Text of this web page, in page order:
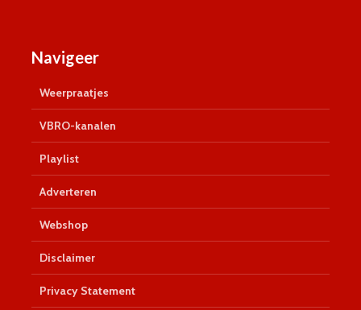
Navigeer
Weerpraatjes
VBRO-kanalen
Playlist
Adverteren
Webshop
Disclaimer
Privacy Statement